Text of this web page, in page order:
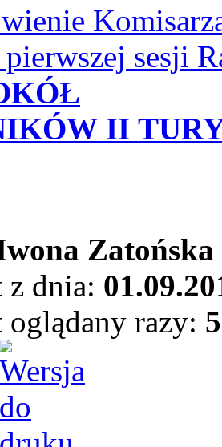
pierwszej sesji
II
Zatońska
z dnia:
razy: